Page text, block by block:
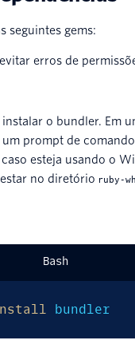
seguintes gems:
erros de
o bundler. Em
prompt de
esteja usando o
no diretório ruby-
Bash
bundler